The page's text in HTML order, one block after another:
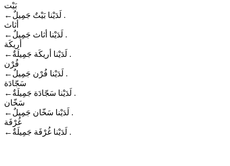
بَيْت
←
لَدَيْنا بَيْتٌ جَمِيلٌ .
أثاث
←
لَدَيْنا أثاث جَمِيلٌ .
أريكَة
←
لَدَيْنا أريكَة جَمِيلَةٌ .
فُرْن
←
لَدَيْنا فُرْن جَمِيلٌ .
سَجّادَة
←
لَدَيْنا سَجّادَة جَمِيلَةٌ .
سَخّان
←
لَدَيْنا سَخّان جَمِيلٌ .
غُرْفَة
←
لَدَيْنا غُرْفَة جَمِيلَةٌ .